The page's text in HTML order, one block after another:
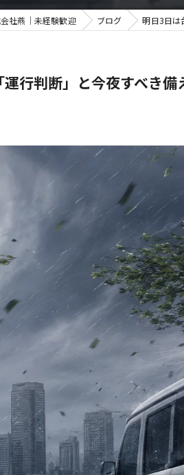
社燕｜未経験歓迎 ブログ 明日3日は
行判断」と今夜すべき備